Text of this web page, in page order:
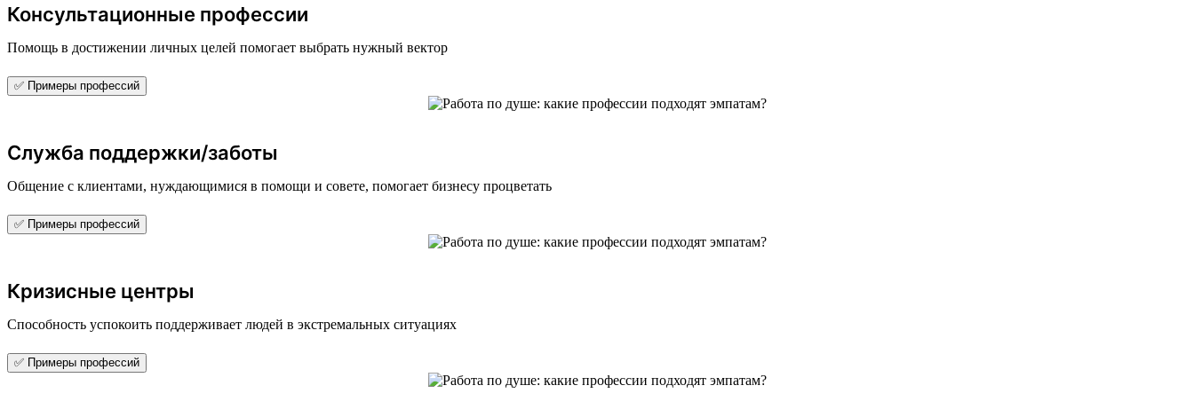
Консультационные профессии
Помощь в достижении личных целей помогает выбрать нужный вектор
✅ Примеры профессий
Служба поддержки/заботы
Общение с клиентами, нуждающимися в помощи и совете, помогает бизнесу процветать
✅ Примеры профессий
Кризисные центры
Способность успокоить поддерживает людей в экстремальных ситуациях
✅ Примеры профессий